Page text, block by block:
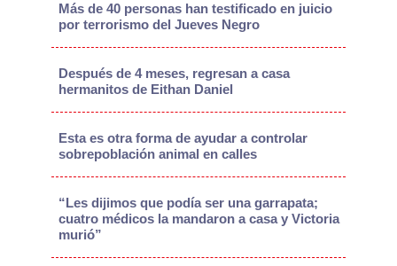
Más de 40 personas han testificado en juicio
por terrorismo del Jueves Negro
Después de 4 meses, regresan a casa
hermanitos de Eithan Daniel
Esta es otra forma de ayudar a controlar
sobrepoblación animal en calles
“Les dijimos que podía ser una garrapata;
cuatro médicos la mandaron a casa y Victoria
murió”